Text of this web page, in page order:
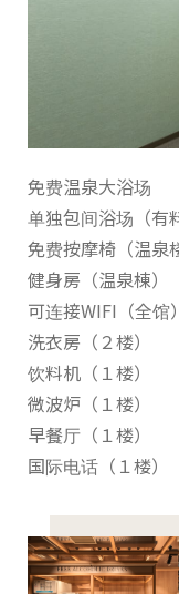
免费温泉大浴场
单独包间浴场（有
免费按摩椅（温泉
健身房（温泉棟）
可连接WIFI（全馆）
洗衣房（２楼）
饮料机（１楼）
微波炉（１楼）
早餐厅（１楼）
国际电话（１楼）